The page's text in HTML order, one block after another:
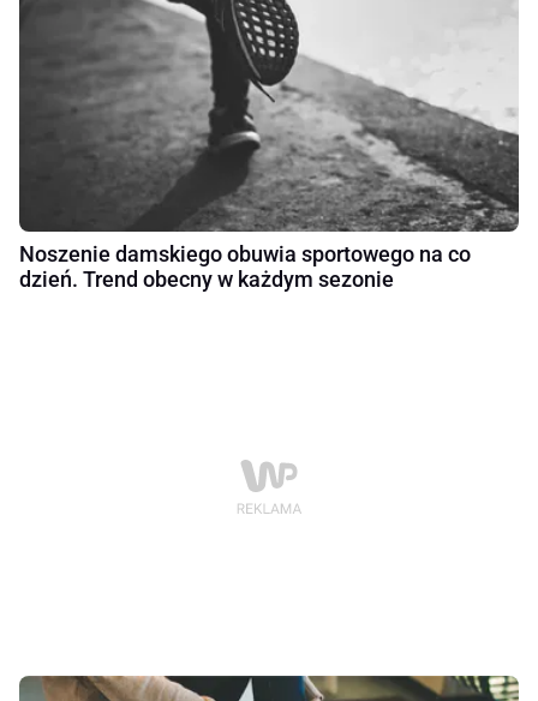
Noszenie damskiego obuwia sportowego na co
dzień. Trend obecny w każdym sezonie